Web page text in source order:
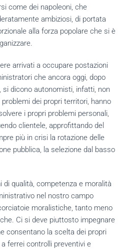
come dei napoleoni, che
ambiziosi, di portata
alla forza popolare che si è
arrivati a occupare postazioni
che ancora oggi, dopo
dicono autonomisti, infatti, non
dei propri territori, hanno
i propri problemi personali,
clientele, approfittando del
più in crisi la rotazione delle
pubblica, la selezione dal basso
di qualità, competenza e moralità
nel nostro campo
moralistiche, tanto meno
Ci si deve piuttosto impegnare
consentano la scelta dei propri
ferrei controlli preventivi e